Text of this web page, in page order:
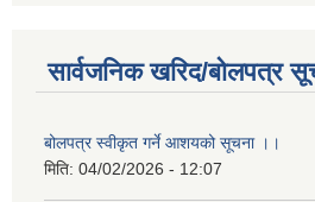
सार्वजनिक खरिद/बोलपत्र
बोलपत्र स्वीकृत गर्ने आशयको सूचना ।।
मिति: 04/02/2026 - 12:07